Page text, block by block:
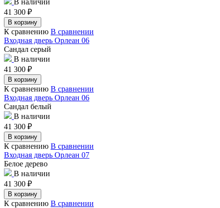
41 300 ₽
В корзину
К сравнению В сравнении
Входная дверь Орлеан 06
Сандал серый
В наличии
41 300 ₽
В корзину
К сравнению В сравнении
Входная дверь Орлеан 06
Сандал белый
В наличии
41 300 ₽
В корзину
К сравнению В сравнении
Входная дверь Орлеан 07
Белое дерево
В наличии
41 300 ₽
В корзину
К сравнению В сравнении